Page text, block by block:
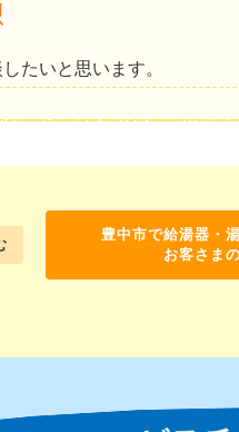
たいと思います。
豊中市で給湯器・
お客さま